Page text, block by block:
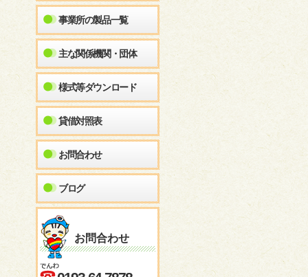
事業所の製品一覧
主な関係機関・団体
様式等ダウンロード
貸借対照表
お問合わせ
ブログ
お問合わせ